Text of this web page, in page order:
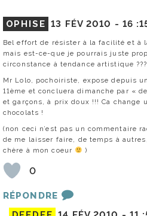
OPHISE 13 FÉV 2010 - 16
Bel effort de résister à la facilité et à
mais est-ce-que je pourrais juste
circonstance à tendance artistique ???
Mr Lolo, pochoiriste, expose depuis
11ème et concluera dimanche par «
et garçons, à prix doux !!! Ca change
chocolats !
(non ceci n’est pas un commentaire
de me laisser faire, de temps à
chère à mon coeur
)
0
RÉPONDRE